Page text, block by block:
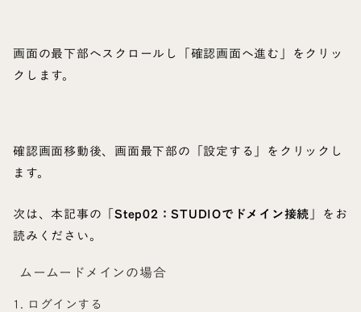
画面の最下部へスクロールし「確認画面へ進む」をクリッ
クします。
確認画面移動後、画面最下部の「設定する」をクリックし
ます。
次は、本記事の「Step02：STUDIOでドメイン接続」をお
読みください。
ムームードメインの場合
1. ログインする